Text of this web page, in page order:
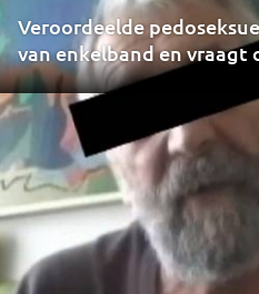
Veroordeelde
van enkelband en vraagt